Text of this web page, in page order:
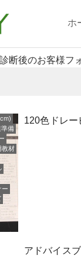
ホ
断後のお客様フ
備
教材
ー
120色ドレ
アドバイス